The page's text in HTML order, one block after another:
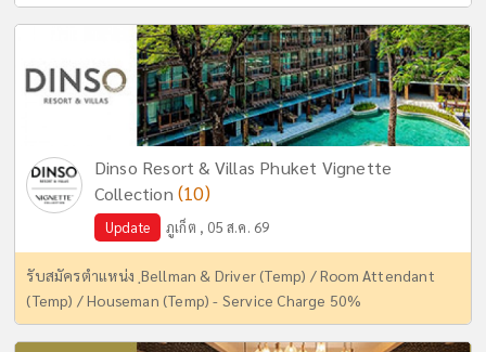
Dinso Resort & Villas Phuket Vignette
Collection (10)
Update ภูเก็ต , 05 ส.ค. 69
รับสมัครตำแหน่ง ฺBellman & Driver (Temp) / Room Attendant
(Temp) / Houseman (Temp) - Service Charge 50%